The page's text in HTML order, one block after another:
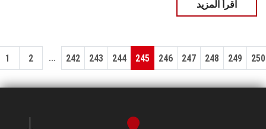
اقرأ المزيد
1 2 ... 242 243 244 245 246 247 248 249 250